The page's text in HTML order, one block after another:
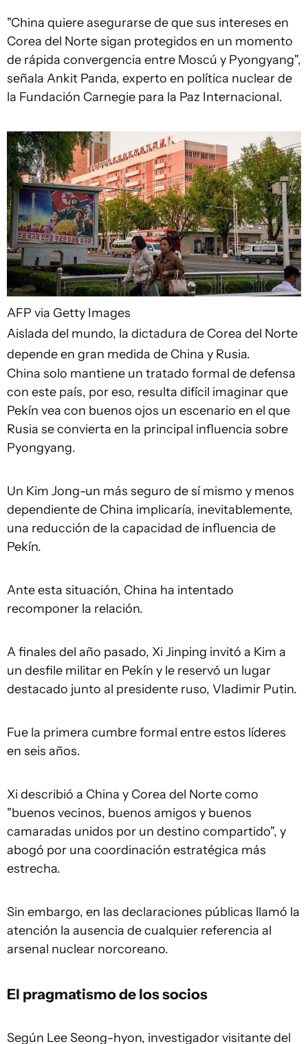
"China quiere asegurarse de que sus intereses en
Corea del Norte sigan protegidos en un momento
de rápida convergencia entre Moscú y Pyongyang",
señala Ankit Panda, experto en política nuclear de
la Fundación Carnegie para la Paz Internacional.
AFP via Getty Images
Aislada del mundo, la dictadura de Corea del Norte
depende en gran medida de China y Rusia.
China solo mantiene un tratado formal de defensa
con este país, por eso, resulta difícil imaginar que
Pekín vea con buenos ojos un escenario en el que
Rusia se convierta en la principal influencia sobre
Pyongyang.
Un Kim Jong-un más seguro de sí mismo y menos
dependiente de China implicaría, inevitablemente,
una reducción de la capacidad de influencia de
Pekín.
Ante esta situación, China ha intentado
recomponer la relación.
A finales del año pasado, Xi Jinping invitó a Kim a
un desfile militar en Pekín y le reservó un lugar
destacado junto al presidente ruso, Vladimir Putin.
Fue la primera cumbre formal entre estos líderes
en seis años.
Xi describió a China y Corea del Norte como
"buenos vecinos, buenos amigos y buenos
camaradas unidos por un destino compartido", y
abogó por una coordinación estratégica más
estrecha.
Sin embargo, en las declaraciones públicas llamó la
atención la ausencia de cualquier referencia al
arsenal nuclear norcoreano.
El pragmatismo de los socios
Según Lee Seong-hyon, investigador visitante del